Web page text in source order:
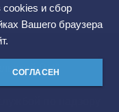
cookies и сбор
Вашего браузера
СОГЛАСЕН
РЦ"